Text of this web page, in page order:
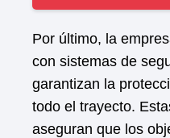
Por último, la
con sistemas de
garantizan la
todo el trayecto.
aseguran que los